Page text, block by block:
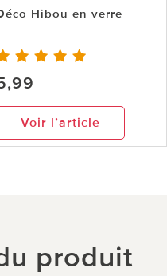
Hibou en verre
Voir l’article
produit